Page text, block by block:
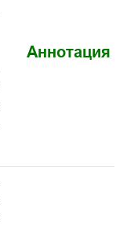
Аннотация